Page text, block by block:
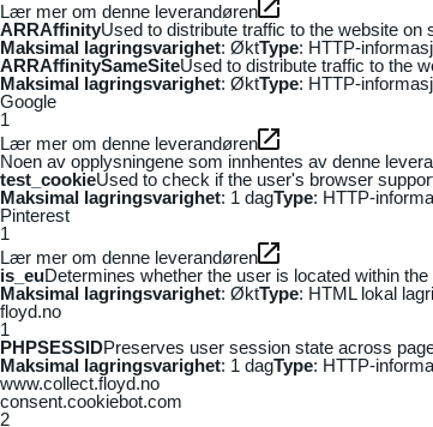
Lær mer om denne leverandøren
ARRAffinityUsed to distribute traffic to the website
Maksimal lagringsvarighet: ØktType: HTTP-
ARRAffinitySameSiteUsed to distribute traffic to the
Maksimal lagringsvarighet: ØktType: HTTP-
Google
1
Lær mer om denne leverandøren
Noen av opplysningene som innhentes av denne
test_cookieUsed to check if the user's browser
Maksimal lagringsvarighet: 1 dagType: HTTP-
Pinterest
1
Lær mer om denne leverandøren
is_euDetermines whether the user is located within
Maksimal lagringsvarighet: ØktType: HTML lokal
floyd.no
1
PHPSESSIDPreserves user session state across
Maksimal lagringsvarighet: 1 dagType: HTTP-
www.collect.floyd.no
consent.cookiebot.com
2